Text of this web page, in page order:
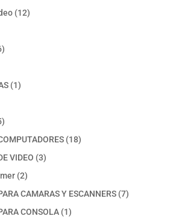
1212
6
11
65
productos
1818
VIDEO 33
22
productos
CAMARAS Y ESCANNERS 77
CONSOLA 11